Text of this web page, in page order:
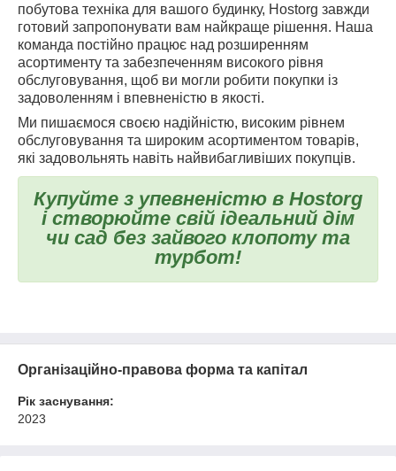
побутова техніка для вашого будинку, Hostorg завжди
готовий запропонувати вам найкраще рішення. Наша
команда постійно працює над розширенням
асортименту та забезпеченням високого рівня
обслуговування, щоб ви могли робити покупки із
задоволенням і впевненістю в якості.
Ми пишаємося своєю надійністю, високим рівнем
обслуговування та широким асортиментом товарів,
які задовольнять навіть найвибагливіших покупців.
Купуйте з упевненістю в Hostorg
і створюйте свій ідеальний дім
чи сад без зайвого клопоту та
турбот!
Організаційно-правова форма та капітал
Рік заснування:
2023